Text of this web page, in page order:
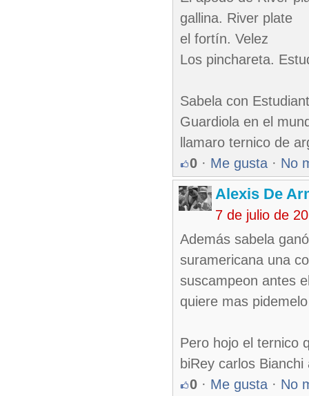
gallina. River plate
el fortín. Velez
Los pinchareta.
Sabela con
Guardiola en el
llamaro ternico de
0 · Me gusta · No
Alexis De
7 de julio de
Además sabela
suramericana una
suscampeon antes
quiere mas
Pero hojo el ternico
biRey carlos
0 · Me gusta · No